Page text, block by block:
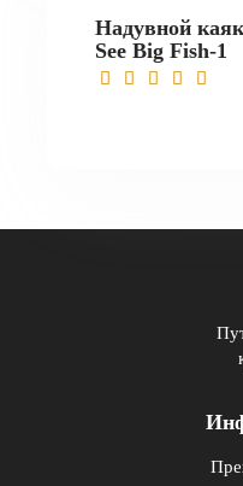
Надувной
See Big Fish-1